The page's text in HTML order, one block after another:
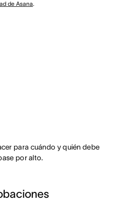
de Asana.
para cuándo y quién debe
por alto.